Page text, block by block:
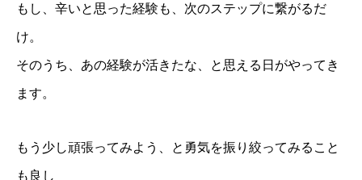
もし、辛いと思った経験も、次のステップに繋がるだ
け。
そのうち、あの経験が活きたな、と思える日がやってき
ます。
もう少し頑張ってみよう、と勇気を振り絞ってみること
も良し